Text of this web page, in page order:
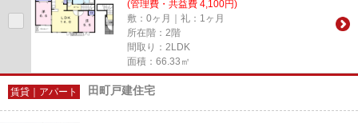
(管理費・共益費 4,100円)
敷：0ヶ月｜礼：1ヶ月
所在階：2階
間取り：2LDK
面積：66.33㎡
賃貸｜アパート 田町戸建住宅